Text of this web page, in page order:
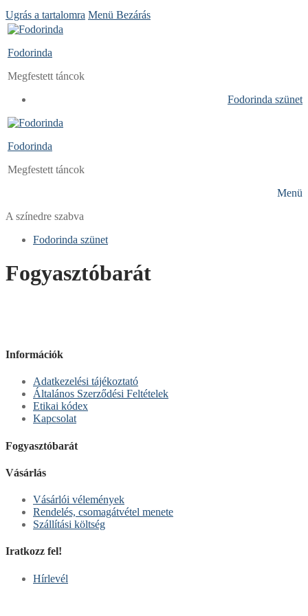
Ugrás a tartalomra Menü Bezárás
Fodorinda
Megfestett táncok
Fodorinda szünet
Fodorinda
Megfestett táncok
Menü
A színedre szabva
Fodorinda szünet
Fogyasztóbarát
Információk
Adatkezelési tájékoztató
Általános Szerződési Feltételek
Etikai kódex
Kapcsolat
Fogyasztóbarát
Vásárlás
Vásárlói vélemények
Rendelés, csomagátvétel menete
Szállítási költség
Iratkozz fel!
Hírlevél